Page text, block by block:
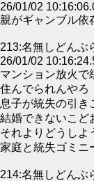
26/01/02
親がギャンブル依
213:名無しどんぶ
26/01/02
マンション放火で
住んでられんやろ
息子が統失の引き
結婚できないこど
それよりどうしよ
家庭と統失ゴミニ
214:名無しどんぶ